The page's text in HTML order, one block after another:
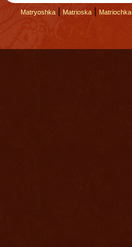
Matryoshka | Matrioska Matriochka